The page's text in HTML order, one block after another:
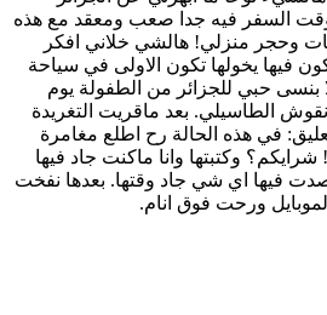
السفر فيه جدا صعب ومعقد مع هذه
وحجر منزلي! هالشي خلاني افكر
فيها يخولها تكون الاولى في سياحة
بنسى حبي للجزائر من الطفولة يوم
الطاسيلي. بعد ماقريت التغريدة
في هذه الحالة رح اطلع مغامرة
وكتبتها وانا ماكنت جاد فيها
فيها اي شي جاد وقتها. بعدها نفخت
ورحت فوق انام.